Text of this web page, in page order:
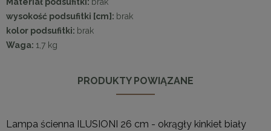
Materiał podsufitki: brak
wysokość podsufitki [cm]: brak
kolor podsufitki: brak
Waga: 1,7 kg
PRODUKTY POWIĄZANE
Lampa ścienna ILUSIONI 26 cm - okrągły kinkiet biały